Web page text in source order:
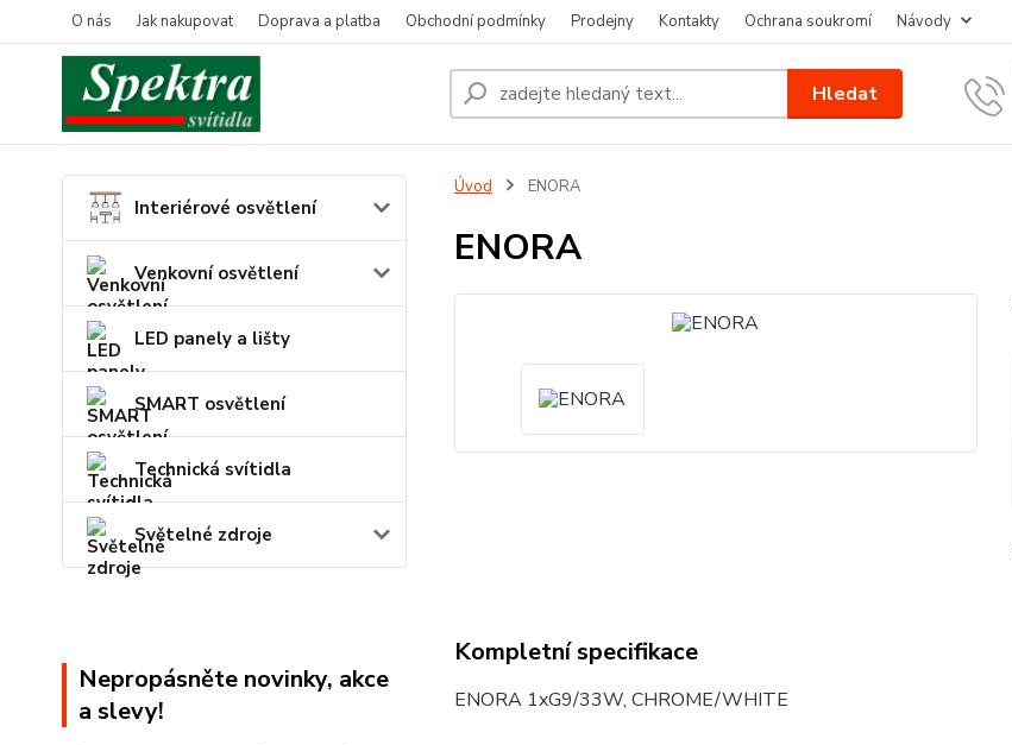
O nás Jak nakupovat Doprava a platba Obchodní podmínky Prodejny Kontakty Ochrana soukromí Návody
Hledat
Interiérové osvětlení
Venkovní osvětlení
LED panely a lišty
SMART osvětlení
Technická svítidla
Světelné zdroje
Nepropásněte novinky, akce
a slevy!
Úvod ENORA
ENORA
Kompletní specifikace
ENORA 1xG9/33W, CHROME/WHITE